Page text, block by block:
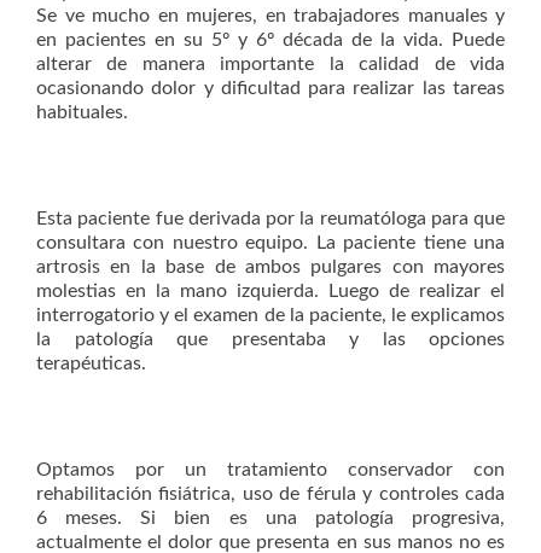
Se ve mucho en mujeres, en trabajadores manuales y
en pacientes en su 5º y 6º década de la vida. Puede
alterar de manera importante la calidad de vida
ocasionando dolor y dificultad para realizar las tareas
habituales.
Esta paciente fue derivada por la reumatóloga para que
consultara con nuestro equipo. La paciente tiene una
artrosis en la base de ambos pulgares con mayores
molestias en la mano izquierda. Luego de realizar el
interrogatorio y el examen de la paciente, le explicamos
la patología que presentaba y las opciones
terapéuticas.
Optamos por un tratamiento conservador con
rehabilitación fisiátrica, uso de férula y controles cada
6 meses. Si bien es una patología progresiva,
actualmente el dolor que presenta en sus manos no es